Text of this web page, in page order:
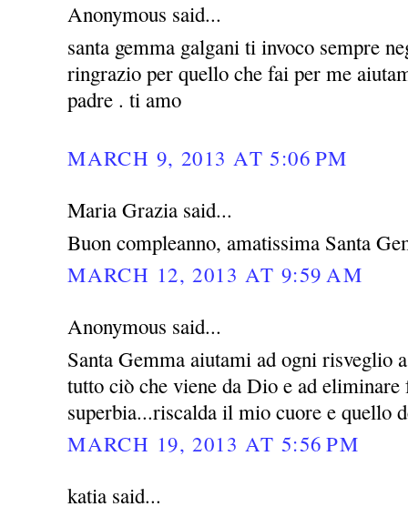
Anonymous said...
santa gemma galgani ti invoco sempre
ringrazio per quello che fai per me
padre . ti amo
MARCH 9, 2013 AT 5:06 PM
Maria Grazia said...
Buon compleanno, amatissima Santa
MARCH 12, 2013 AT 9:59 AM
Anonymous said...
Santa Gemma aiutami ad ogni risveglio
tutto ciò che viene da Dio e ad eliminare
superbia...riscalda il mio cuore e quello
MARCH 19, 2013 AT 5:56 PM
katia said...